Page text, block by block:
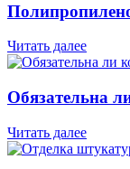
Читать далее
Обязательна
Читать далее